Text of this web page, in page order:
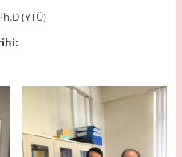
(YTÜ)